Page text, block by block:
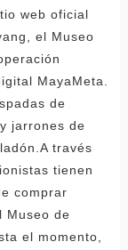
web oficial
el Museo
MayaMeta.
de
jarrones de
través
tienen
comprar
Museo de
el momento,